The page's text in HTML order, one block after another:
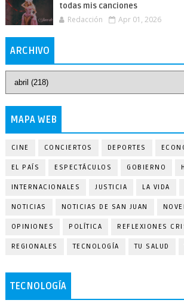
todas mis canciones
Redacción Apr 01, 2026
ARCHIVO
MAPA WEB
CINE CONCIERTOS DEPORTES
EL PAÍS ESPECTÁCULOS GOBIERNO
INTERNACIONALES JUSTICIA LA VIDA
NOTICIAS NOTICIAS DE SAN JUAN
OPINIONES POLÍTICA REFLEXIONES
REGIONALES TECNOLOGÍA TU SALUD
TECNOLOGÍA